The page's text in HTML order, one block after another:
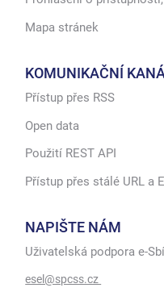
Mapa stránek
KOMUNIKAČNÍ
Přístup přes RSS
Open data
Použití REST API
Přístup přes stálé URL a
NAPIŠTE NÁM
Uživatelská podpora e-
esel@spcss.cz